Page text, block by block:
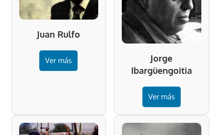
Juan Rulfo
Ver más
Jorge
Ibargüengoitia
Ver más